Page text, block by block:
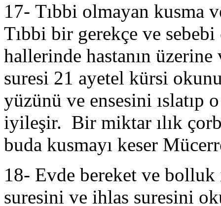
17- Tıbbi olmayan kusma
Tıbbi bir gerekçe ve
hallerinde hastanın
suresi 21 ayetel kürsi
yüzünü ve ensesini ıslatıp
iyileşir. Bir miktar ılık
buda kusmayı keser
18- Evde bereket ve
suresini ve ihlas suresini